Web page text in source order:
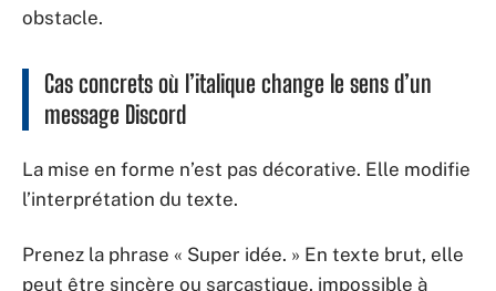
obstacle.
Cas concrets où l’italique change le sens d’un
message Discord
La mise en forme n’est pas décorative. Elle modifie
l’interprétation du texte.
Prenez la phrase « Super idée. » En texte brut, elle
peut être sincère ou sarcastique, impossible à